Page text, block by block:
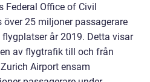
Office of Civil
25 miljoner passagerare
år 2019. Detta visar
av flygtrafik till och från
Airport ensam